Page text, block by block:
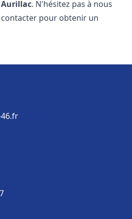
Aurillac. N'hésitez pas à nous
contacter pour obtenir un